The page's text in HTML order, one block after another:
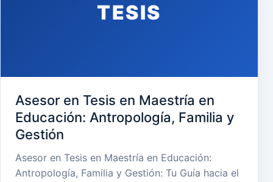
TESIS
Asesor en Tesis en Maestría en
Educación: Antropología, Familia y
Gestión
Asesor en Tesis en Maestría en Educación:
Antropología, Familia y Gestión: Tu Guía hacia el